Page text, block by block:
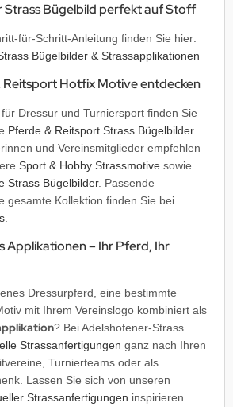
Strass Bügelbild perfekt auf Stoff
für-Schritt-Anleitung finden Sie hier:
Bügelbilder & Strassapplikationen
Reitsport Hotfix Motive entdecken
Dressur und Turniersport finden Sie
Pferde & Reitsport Strass Bügelbilder.
und Vereinsmitglieder empfehlen
Sport & Hobby Strassmotive sowie
Strass Bügelbilder. Passende
gesamte Kollektion finden Sie bei
Applikationen – Ihr Pferd, Ihr
Dressurpferd, eine bestimmte
mit Ihrem Vereinslogo kombiniert als
? Bei Adelshofener-Strass
Strassanfertigungen ganz nach Ihren
Turnierteams oder als
Lassen Sie sich von unseren
Strassanfertigungen inspirieren.